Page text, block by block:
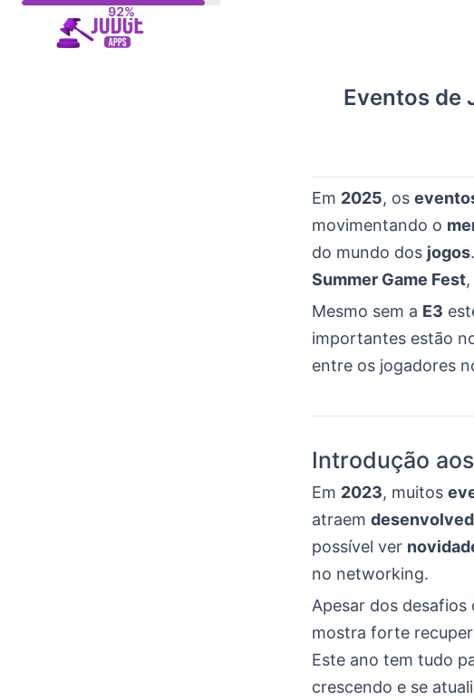
Eventos de
Em 2025, os
movimentando o
do mundo dos jogos
Summer Game Fest
Mesmo sem a E3
importantes estão
entre os jogadores
Introdução
Em 2023, muitos
atraem
possível ver
no networking.
Apesar dos desafios
mostra forte
Este ano tem tudo
crescendo e se